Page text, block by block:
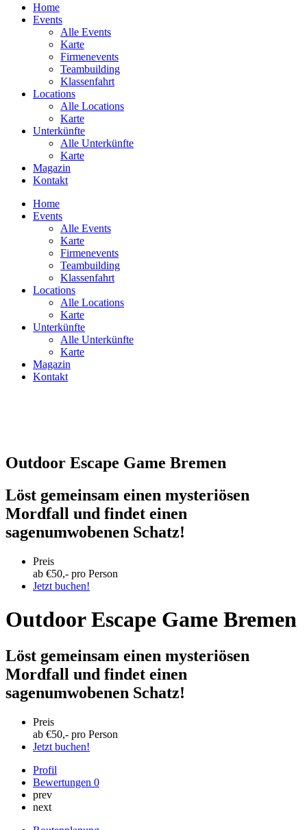
Home
Events
Alle Events
Karte
Firmenevents
Teambuilding
Klassenfahrt
Locations
Alle Locations
Karte
Unterkünfte
Alle Unterkünfte
Karte
Magazin
Kontakt
Home
Events
Alle Events
Karte
Firmenevents
Teambuilding
Klassenfahrt
Locations
Alle Locations
Karte
Unterkünfte
Alle Unterkünfte
Karte
Magazin
Kontakt
Outdoor Escape Game Bremen
Löst gemeinsam einen mysteriösen
Mordfall und findet einen
sagenumwobenen Schatz!
Preis
ab €50,- pro Person
Jetzt buchen!
Outdoor Escape Game Bremen
Löst gemeinsam einen mysteriösen
Mordfall und findet einen
sagenumwobenen Schatz!
Preis
ab €50,- pro Person
Jetzt buchen!
Profil
Bewertungen 0
prev
next